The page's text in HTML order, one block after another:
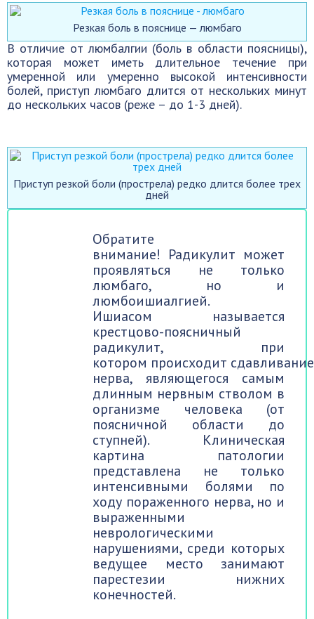
Резкая боль в пояснице — люмбаго
В отличие от люмбалгии (боль в области поясницы),
которая может иметь длительное течение при
умеренной или умеренно высокой интенсивности
болей, приступ люмбаго длится от нескольких минут
до нескольких часов (реже – до 1-3 дней).
Приступ резкой боли (прострела) редко длится более трех
дней
Обратите
внимание! Радикулит может
проявляться не только
люмбаго, но и
люмбоишиалгией.
Ишиасом называется
крестцово-поясничный
радикулит, при
котором происходит
нерва, являющегося самым
длинным нервным стволом в
организме человека (от
поясничной области до
ступней). Клиническая
картина патологии
представлена не только
интенсивными болями по
ходу пораженного нерва, но и
выраженными
неврологическими
нарушениями, среди которых
ведущее место занимают
парестезии нижних
конечностей.